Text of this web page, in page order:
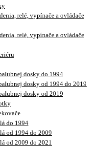
relé, vypínače a ovládače
relé, vypínače a ovládače
dosky do 1994
dosky od 1994 do 2019
dosky od 2019
do 1994
od 1994 do 2009
od 2009 do 2021